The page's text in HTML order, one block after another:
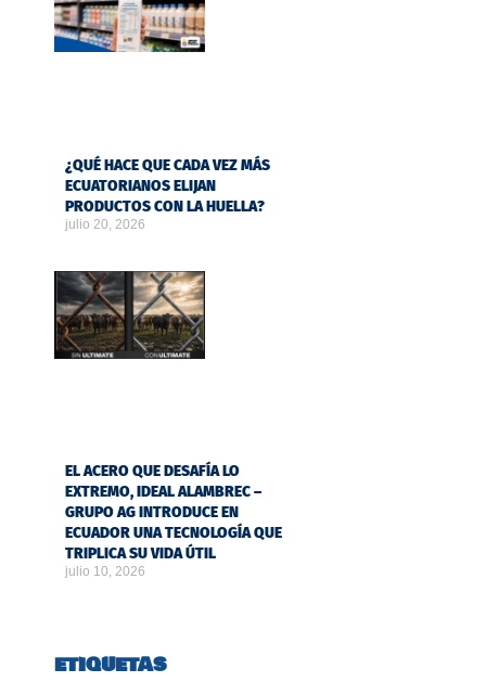
¿QUÉ HACE QUE CADA VEZ MÁS
ECUATORIANOS ELIJAN
PRODUCTOS CON LA HUELLA?
julio 20, 2026
EL ACERO QUE DESAFÍA LO
EXTREMO, IDEAL ALAMBREC –
GRUPO AG INTRODUCE EN
ECUADOR UNA TECNOLOGÍA QUE
TRIPLICA SU VIDA ÚTIL
julio 10, 2026
ETIQUETAS